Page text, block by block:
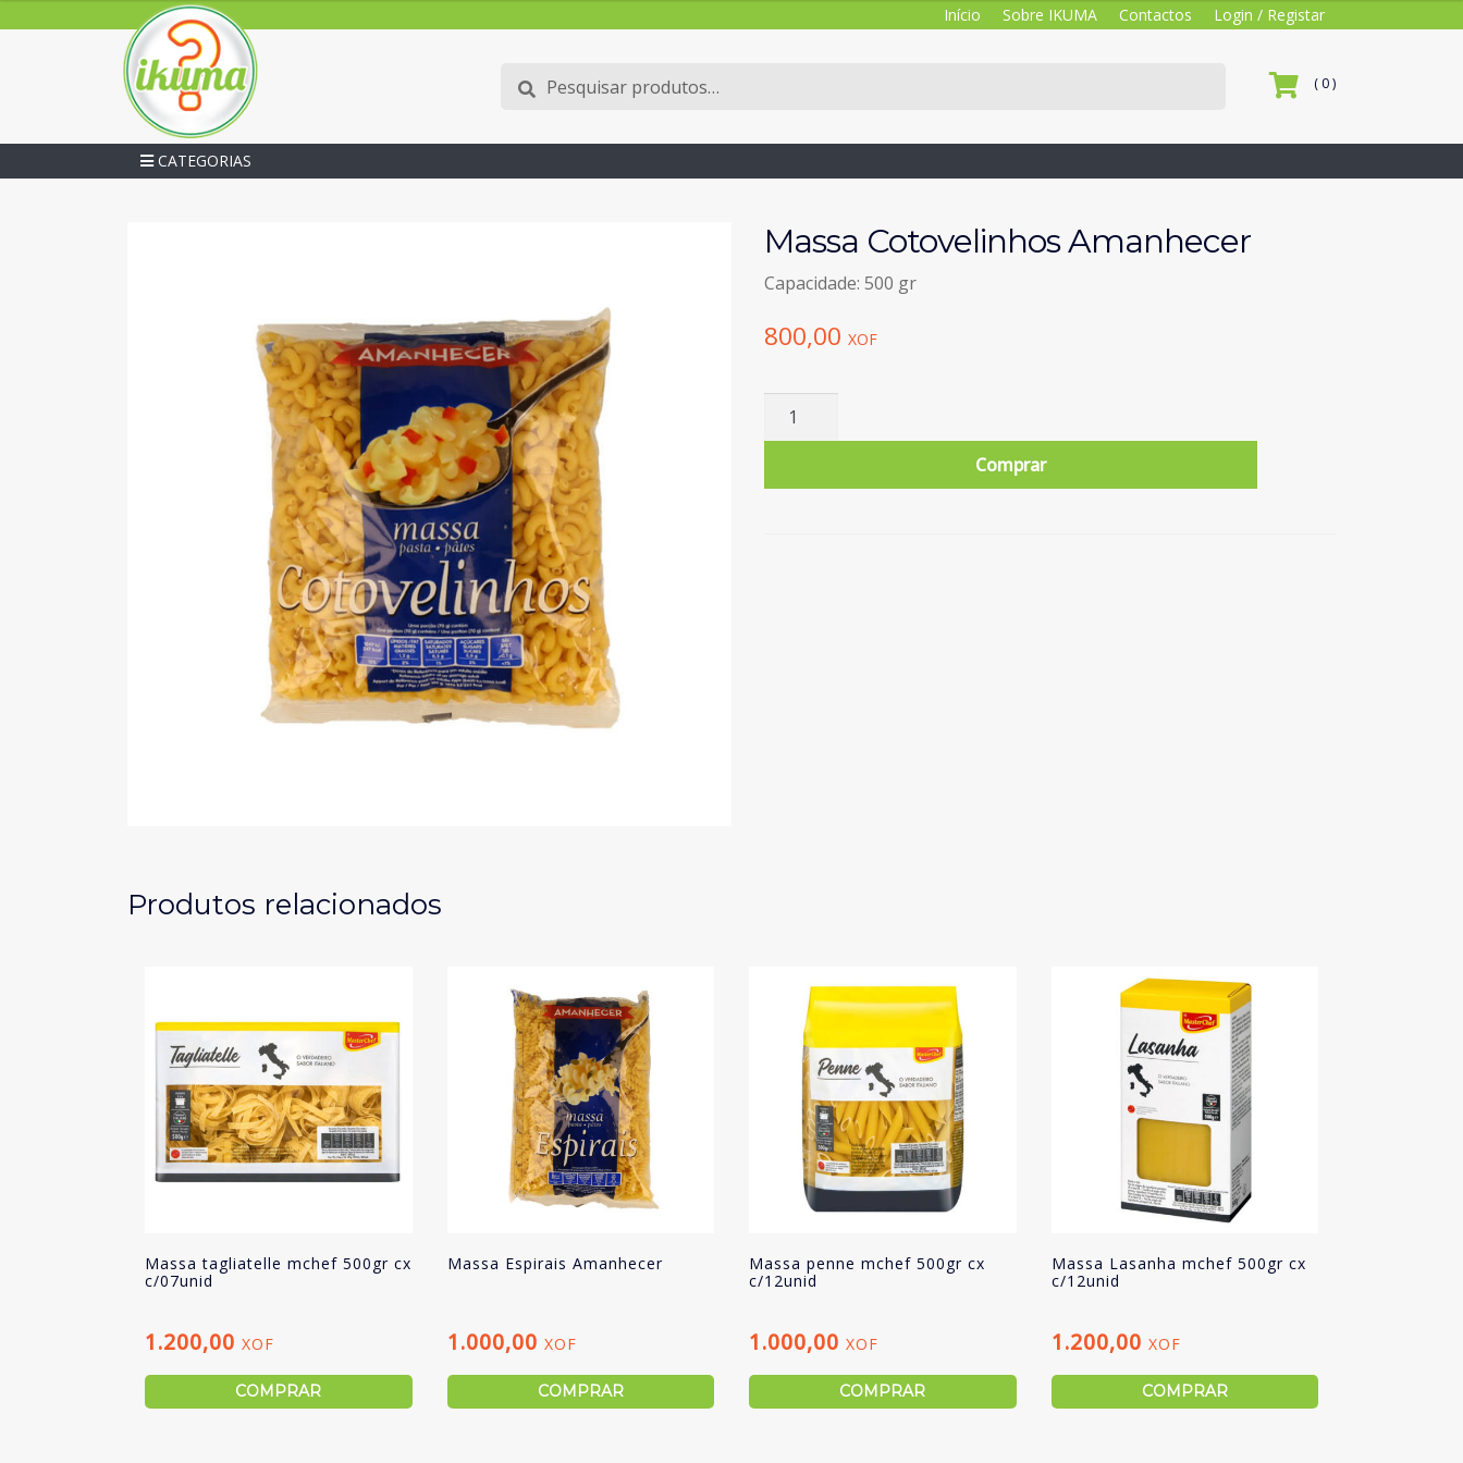
Início Sobre IKUMA Contactos Login / Registar
Pesquisar
por:
Pesquisa ( 0 )
CATEGORIAS
Massa Cotovelinhos Amanhecer
Capacidade: 500 gr
800,00 XOF
Quantidade
Cotovelinhos
Comprar
Produtos relacionados
Massa tagliatelle mchef 500gr cx
c/07unid
1.200,00 XOF
COMPRAR
Massa Espirais Amanhecer
1.000,00 XOF
COMPRAR
Massa penne mchef 500gr cx
c/12unid
1.000,00 XOF
COMPRAR
Massa Lasanha mchef 500gr cx
c/12unid
1.200,00 XOF
COMPRAR